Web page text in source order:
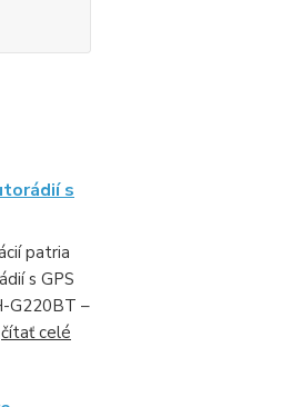
s
patria
s GPS
G220BT –
čítať celé